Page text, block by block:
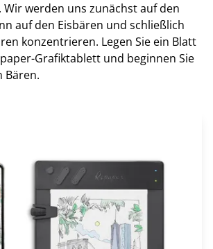
Wir werden uns zunächst auf den
auf den Eisbären und schließlich
konzentrieren. Legen Sie ein Blatt
Grafiktablett und beginnen Sie
Bären.